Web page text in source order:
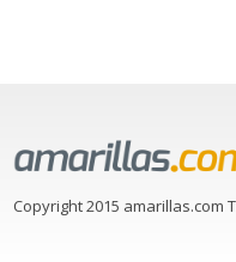
Copyright 2015